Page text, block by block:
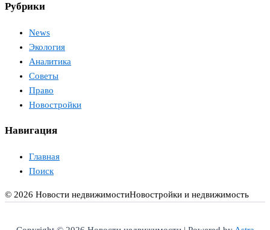
Рубрики
News
Экология
Аналитика
Советы
Право
Новостройки
Навигация
Главная
Поиск
© 2026 Новости недвижимостиНовостройки и недвижимость